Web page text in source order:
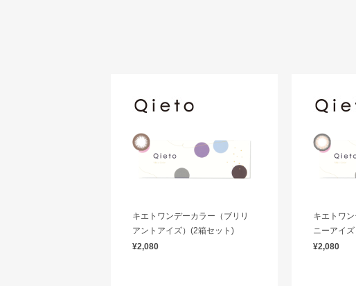
キエトワンデーカラー（ブリリ
アントアイズ）(2箱セット)
¥2,080
キエトワ
ニーアイ
¥2,080